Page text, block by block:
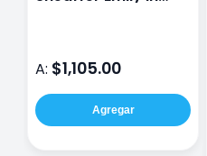
A: $1,105.00
Agregar